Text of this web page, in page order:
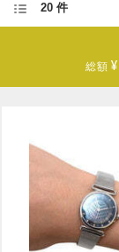
20 件
総額 ¥